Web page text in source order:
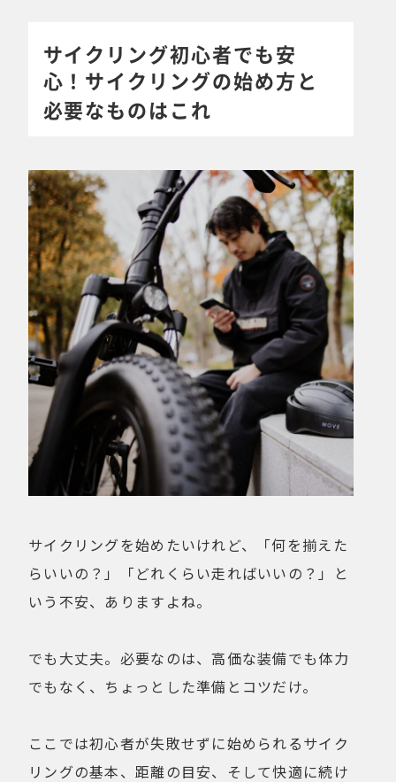
サイクリング初心者でも安
心！サイクリングの始め方と
必要なものはこれ
サイクリングを始めたいけれど、「何を揃えた
らいいの？」「どれくらい走ればいいの？」と
いう不安、ありますよね。
でも大丈夫。必要なのは、高価な装備でも体力
でもなく、ちょっとした準備とコツだけ。
ここでは初心者が失敗せずに始められるサイク
リングの基本、距離の目安、そして快適に続け